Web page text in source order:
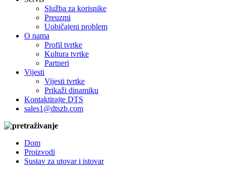
Služba za korisnike
Preuzmi
Uobičajeni problem
O nama
Profil tvrtke
Kultura tvrtke
Partneri
Vijesti
Vijesti tvrtke
Prikaži dinamiku
Kontaktirajte DTS
sales1@dtszb.com
Dom
Proizvodi
Sustav za utovar i istovar